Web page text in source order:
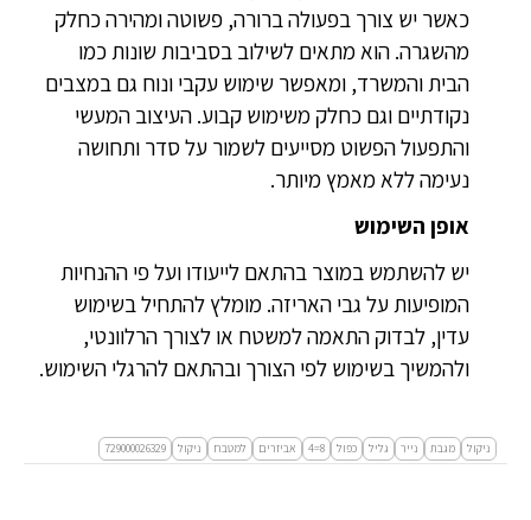
כאשר יש צורך בפעולה ברורה, פשוטה ומהירה כחלק
מהשגרה. הוא מתאים לשילוב בסביבות שונות כמו
הבית והמשרד, ומאפשר שימוש עקבי ונוח גם במצבים
נקודתיים וגם כחלק משימוש קבוע. העיצוב המעשי
והתפעול הפשוט מסייעים לשמור על סדר ותחושה
נעימה ללא מאמץ מיותר.
אופן השימוש
יש להשתמש במוצר בהתאם לייעודו ועל פי ההנחיות
המופיעות על גבי האריזה. מומלץ להתחיל בשימוש
עדין, לבדוק התאמה למשטח או לצורך הרלוונטי,
ולהמשיך בשימוש לפי הצורך ובהתאם להרגלי השימוש.
ניקול מגבת נייר גליל כפול 8=4 אביזרים למטבח ניקול 729000026329